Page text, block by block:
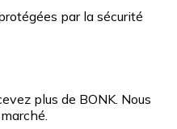
par la sécurité
plus de BONK. Nous